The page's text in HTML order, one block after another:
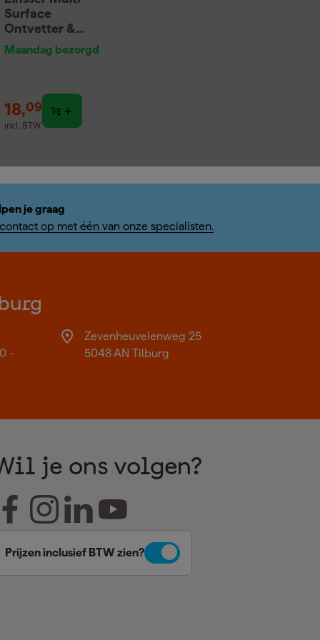
Surface
Ontvetter &
ReinigerConcentr
aat 1L
Maandag bezorgd
18,09
incl. BTW
je graag
op met één van onze specialisten.
-
Zevenheuvelenweg 25
5048 AN Tilburg
je ons volgen?
Prijzen inclusief BTW zien?